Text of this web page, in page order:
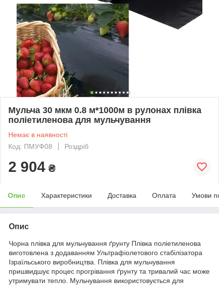
Мульча 30 мкм 0.8 м*1000м в рулонах плівка
поліетиленова для мульчування
Немає в наявності
Код: ПМУФ08
Роздріб
2 904 ₴
Опис Характеристики Доставка Оплата Умови
Опис
Чорна плівка для мульчування ґрунту Плівка поліетиленова
виготовлена з додаванням Ультрафіолетового стабілізатора
Ізраїльського виробництва. Плівка для мульчування
пришвидшує процес прогрівання ґрунту та тривалий час може
утримувати тепло. Мульчування використовується для